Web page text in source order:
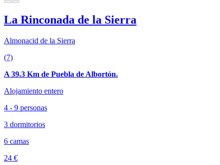
La Rinconada de la Sierra
Almonacid de la Sierra
(7)
A 39.3 Km de Puebla de Albortón.
Alojamiento entero
4 - 9 personas
3 dormitorios
6 camas
24 €